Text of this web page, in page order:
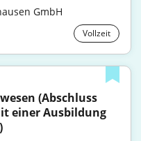
GmbH
Vollzeit
(Abschluss
einer Ausbildung